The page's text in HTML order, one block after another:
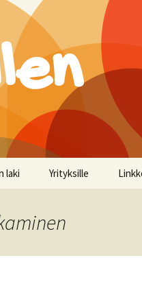
laki Yrityksille